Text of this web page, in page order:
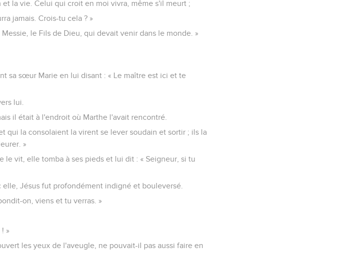
et la vie. Celui qui croit en moi vivra, même s'il meurt ;
jamais. Crois-tu cela ? »
le Fils de Dieu, qui devait venir dans le monde. »
sa sœur Marie en lui disant : « Le maître est ici et te
lui.
il était à l'endroit où Marthe l'avait rencontré.
qui la consolaient la virent se lever soudain et sortir ; ils la
»
le vit, elle tomba à ses pieds et lui dit : « Seigneur, si tu
Jésus fut profondément indigné et bouleversé.
on, viens et tu verras. »
»
les yeux de l'aveugle, ne pouvait-il pas aussi faire en